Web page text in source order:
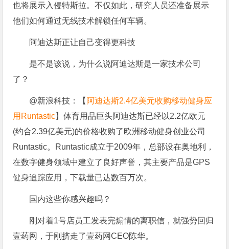
也将展示入侵特斯拉。不仅如此，研究人员还准备展示
他们如何通过无线技术解锁任何车辆。
阿迪达斯正让自己变得更科技
是不是该说，为什么说阿迪达斯是一家技术公司
了？
@新浪科技：【 阿迪达斯2.4亿美元收购移动健身应
用Runtastic】体育用品巨头阿迪达斯已经以2.2亿欧元
(约合2.39亿美元)的价格收购了欧洲移动健身创业公司
Runtastic。Runtastic成立于2009年，总部设在奥地利，
在数字健身领域中建立了良好声誉，其主要产品是GPS
健身追踪应用，下载量已达数百万次。
国内这些你感兴趣吗？
刚对着1号店员工发表完煽情的离职信，就强势回归
壹药网，于刚挤走了壹药网CEO陈华。